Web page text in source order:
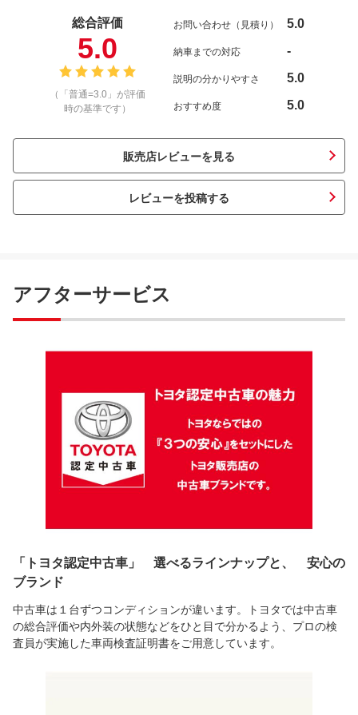
総合評価
5.0
（「普通=3.0」が評価
時の基準です）
お問い合わせ（見積り） 5.0
納車までの対応 -
説明の分かりやすさ 5.0
おすすめ度 5.0
販売店レビューを見る
レビューを投稿する
アフターサービス
「トヨタ認定中古車」 選べるラインナップと、 安心の
ブランド
中古車は１台ずつコンディションが違います。トヨタでは中古車
の総合評価や内外装の状態などをひと目で分かるよう、プロの検
査員が実施した車両検査証明書をご用意しています。